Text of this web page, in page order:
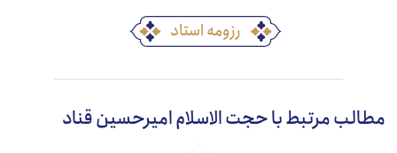
رزومه استاد
مرتبط با حجت الاسلام امیرحسین قناد